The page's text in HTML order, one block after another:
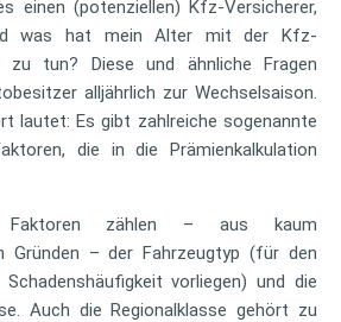
einen (potenziellen) Kfz-Versicherer,
was hat mein Alter mit der Kfz-
zu tun? Diese und ähnliche Fragen
alljährlich zur Wechselsaison.
lautet: Es gibt zahlreiche sogenannte
die in die Prämienkalkulation
zählen – aus kaum
Gründen – der Fahrzeugtyp (für den
vorliegen) und die
Auch die Regionalklasse gehört zu